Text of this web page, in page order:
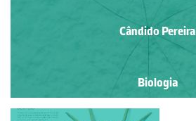
Cândido Pereira
Biologia